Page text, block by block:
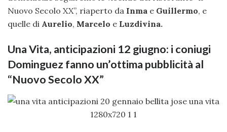
Nuovo Secolo XX”, riaperto da Inma e Guillermo, e
quelle di Aurelio, Marcelo e Luzdivina.
Una Vita, anticipazioni 12 giugno: i coniugi
Dominguez fanno un’ottima pubblicità al
“Nuovo Secolo XX”